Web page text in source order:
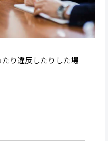
り違反したりした場